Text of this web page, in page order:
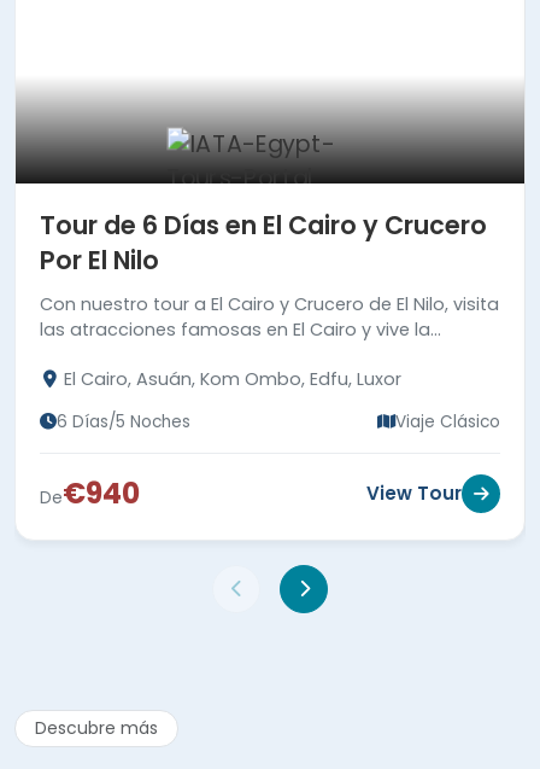
Tour de 6 Días en El Cairo y Crucero
Por El Nilo
Con nuestro tour a El Cairo y Crucero de El Nilo, visita
las atracciones famosas en El Cairo y vive la
El Cairo, Asuán, Kom Ombo, Edfu, Luxor
6 Días/5 Noches Viaje Clásico
De€940 View Tour
Descubre más